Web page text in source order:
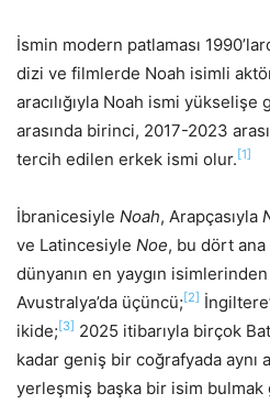
İsmin modern patlaması
dizi ve filmlerde Noah isimli
aracılığıyla Noah ismi yükselişe
arasında birinci, 2017-2023
tercih edilen erkek ismi olur. [1]
İbranicesiyle Noah, Arapçasıyla
ve Latincesiyle Noe, bu dört
dünyanın en yaygın
Avustralya’da üçüncü; [2]
ikide; [3] 2025 itibarıyla birçok
kadar geniş bir coğrafyada aynı
yerleşmiş başka bir isim bulmak